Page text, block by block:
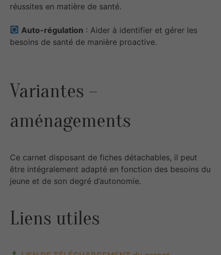
réussites en matière de santé.
Auto-régulation : Aider à identifier et gérer les
besoins de santé de manière proactive.
Variantes –
aménagements
Ce carnet disposant de fiches détachables, il peut
être intégralement adapté en fonction des besoins du
jeune et de son degré d’autonomie.
Liens utiles